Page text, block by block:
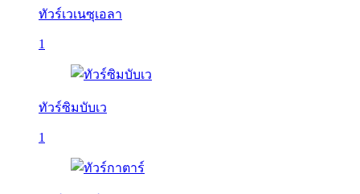
ทัวร์เวเนซุเอลา
1
ทัวร์ซิมบับเว
1